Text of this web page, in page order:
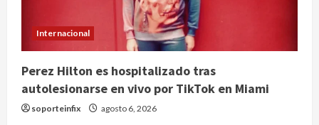
Internacional
Perez Hilton es hospitalizado tras
autolesionarse en vivo por TikTok en Miami
soporteinfix agosto 6, 2026